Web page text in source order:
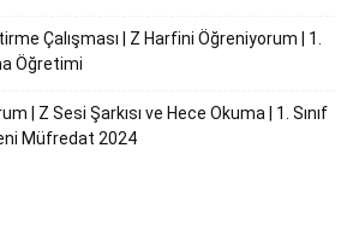
Çalışması | Z Harfini Öğreniyorum | 1.
Öğretimi
| Z Sesi Şarkısı ve Hece Okuma | 1. Sınıf
Müfredat 2024